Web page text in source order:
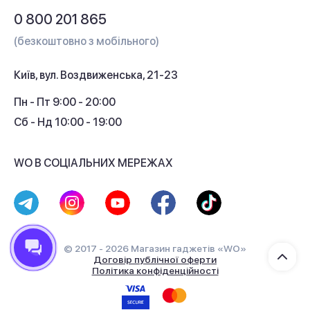
Кешбек
0 800 201 865
(безкоштовно з мобільного)
Київ, вул. Воздвиженська, 21-23
Пн - Пт 9:00 - 20:00
Сб - Нд 10:00 - 19:00
WO В СОЦІАЛЬНИХ МЕРЕЖАХ
© 2017 - 2026 Магазин гаджетів «WO»
Договір публічної оферти
Політика конфіденційності